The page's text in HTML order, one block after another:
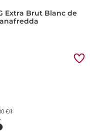
Extra Brut Blanc de
€/ℓ